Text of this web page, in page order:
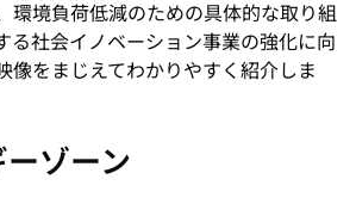
環境負荷低減のための具体的な取り組
る社会イノベーション事業の強化に向
像をまじえてわかりやすく紹介しま
ゾーン